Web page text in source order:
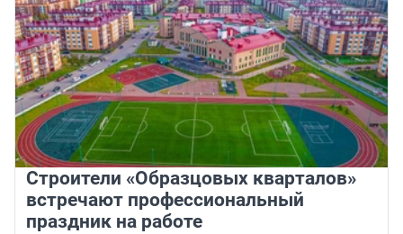
Строители «Образцовых кварталов»
встречают профессиональный
праздник на работе